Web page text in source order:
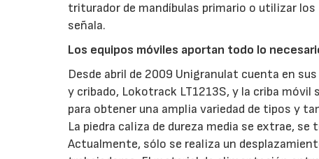
triturador de mandíbulas primario o utilizar
señala.
Los equipos móviles aportan todo lo
Desde abril de 2009 Unigranulat cuenta en
y cribado, Lokotrack LT1213S, y la criba
para obtener una amplia variedad de tipos y
La piedra caliza de dureza media se extrae,
Actualmente, sólo se realiza un